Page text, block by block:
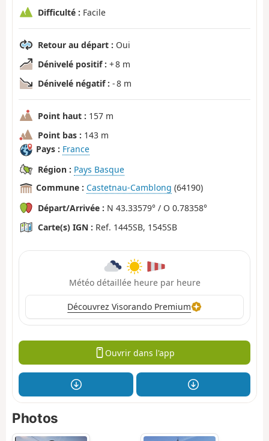
Difficulté : Facile
Retour au départ : Oui
Dénivelé positif : + 8 m
Dénivelé négatif : - 8 m
Point haut : 157 m
Point bas : 143 m
Pays : France
Région : Pays Basque
Commune : Castetnau-Camblong (64190)
Départ/Arrivée : N 43.33579° / O 0.78358°
Carte(s) IGN : Ref. 1445SB, 1545SB
Météo détaillée heure par heure
Découvrez Visorando Premium
Ouvrir dans l'app
Photos